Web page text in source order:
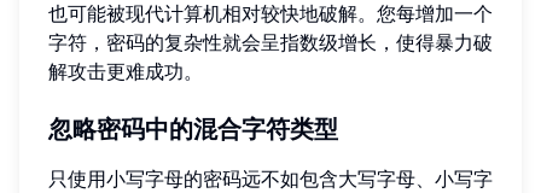
也可能被现代计算机相对较快地破解。您每增加一个
字符，密码的复杂性就会呈指数级增长，使得暴力破
解攻击更难成功。
忽略密码中的混合字符类型
只使用小写字母的密码远不如包含大写字母、小写字